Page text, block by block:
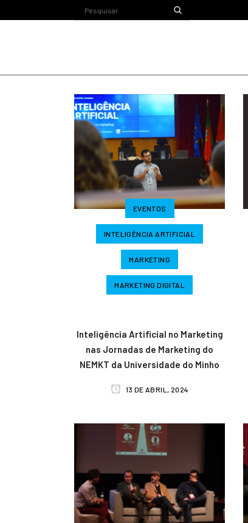
EVENTOS
INTELIGÊNCIA ARTIFICIAL
MARKETING
MARKETING DIGITAL
Inteligência Artificial no Marketing
nas Jornadas de Marketing do
NEMKT da Universidade do Minho
13 DE ABRIL, 2024